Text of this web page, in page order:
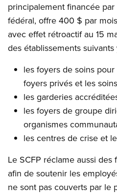
principalement financée
fédéral, offre 400 $ par
avec effet rétroactif au 15
des établissements
les foyers de soins
foyers privés et les
les garderies
les foyers de groupe
organismes
les centres de crise et
Le SCFP réclame aussi
afin de soutenir les
ne sont pas couverts par le